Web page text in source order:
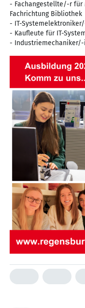
- Fachangestellte/-r für
Fachrichtung Bibliothek
- IT-
- Kaufleute für IT-
- Industriemechaniker/-